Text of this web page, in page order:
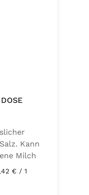
Kann
Milch
€ / 1